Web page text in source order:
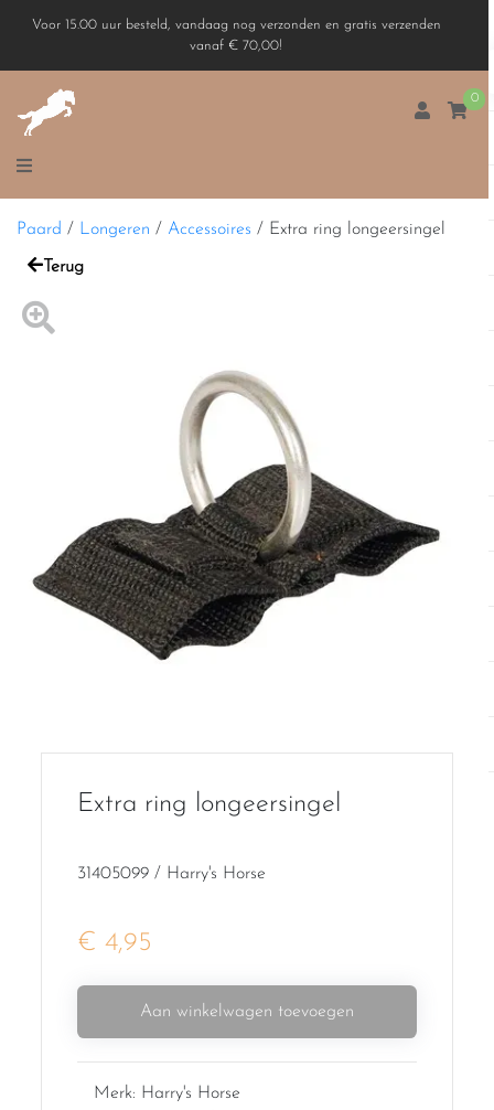
Voor 15.00 uur besteld, vandaag nog verzonden en gratis verzenden
vanaf € 70,00!
0
Paard / Longeren / Accessoires / Extra ring longeersingel
Terug
Extra ring longeersingel
31405099 / Harry's Horse
€ 4,95
Aan winkelwagen toevoegen
Merk: Harry's Horse